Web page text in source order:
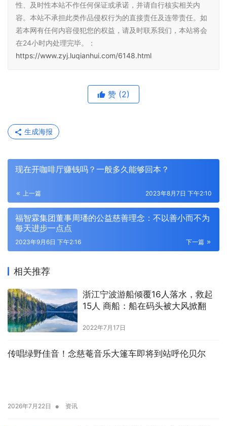
性、及时性本站不作任何保证或承诺，并请自行核实相关内
容。本站不承担此类作品侵权行为的直接责任及连带责任。如
若本网有任何内容侵犯您的权益，请及时联系我们，本站将会
在24小时内处理完毕。：
https://www.zyj.luqianhui.com/6148.html
赞 (2)
生成海报
现在开咖啡厅赚钱吗？一般多久能够回本？
上一篇 2023年8月7日 下午2:10
福智霖集团董事周璠的公益慈善理念：不以善小而不为
每天进步一点点
下一篇
2023年9月6日 下午2:16
相关推荐
浙江宁波游船倾覆16人落水，救起
15人 商船：船在码头被大风掀翻
2022年7月17日
传唱绿野佳音！念慈菴音乐大篷车即将到站呼伦贝尔
2026年7月22日 • 资讯